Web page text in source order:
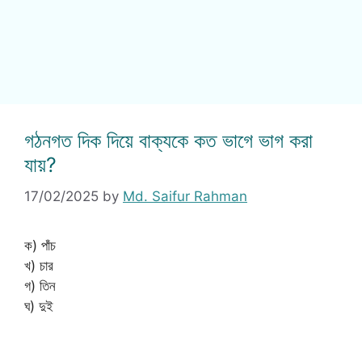
গঠনগত দিক দিয়ে বাক্যকে কত ভাগে ভাগ করা
যায়?
17/02/2025 by Md. Saifur Rahman
ক) পাঁচ
খ) চার
গ) তিন
ঘ) দুই